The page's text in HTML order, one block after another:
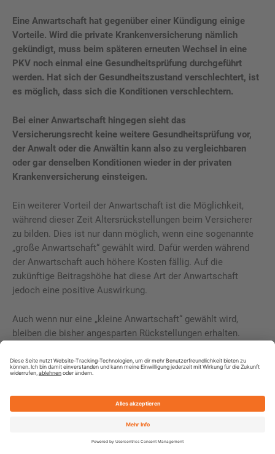
Eine Anwartschaft hat gegenüber einer Kündigung einige
Vorteile. Wird die private Krankenversicherung nämlich
gekündigt, muss beim späteren erneuten Wechsel in eine
PKV noch einmal eine Gesundheitsprüfung durchgeführt
werden. Hat sich der Gesundheitszustand verschlechtert, ist
es möglich, dass sich die Konditionen verschlechtern.
Bei einer Anwartschaft hingegen sieht das
Versicherungsrecht keine weitere Gesundheitsprüfung vor,
der Anwalt oder die Anwältin kann also zu vergleichbaren
oder gar denselben Konditionen wieder in der privaten
Krankenversicherung einsteigen.
Ein weiterer Vorteil der Anwartschaft ist die Möglichkeit,
während dieser Zeit Altersrückstellungen beim Versicherer
zu bilden. Dies ist nur dann möglich, wenn eine sogenannte
„große Anwartschaft“ gewählt wird. Dafür werden während
der Anwartschaft auch höhere Kosten fällig. Auf die
zukünftige Beitragshöhe hat diese Art der Anwartschaft
jedoch eine positive Auswirkung.
Auch wenn nur eine „kleine Anwartschaft“ gewählt wird,
bleiben die bisher angesparten Rückstellungen erhalten.
besteht, sollte eine Anwartschaft also in Betracht gezogen
werden.
Vergleich